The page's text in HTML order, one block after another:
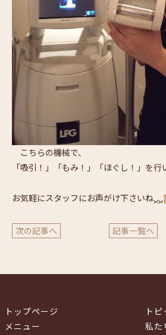
こちらの機械で、
「吸引！」「もみ！」「ほぐし！」を行
お気軽にスタッフにお声がけ下さいね
次の記事へ 記事一覧へ
トップページ
メニュー
トピ
私た